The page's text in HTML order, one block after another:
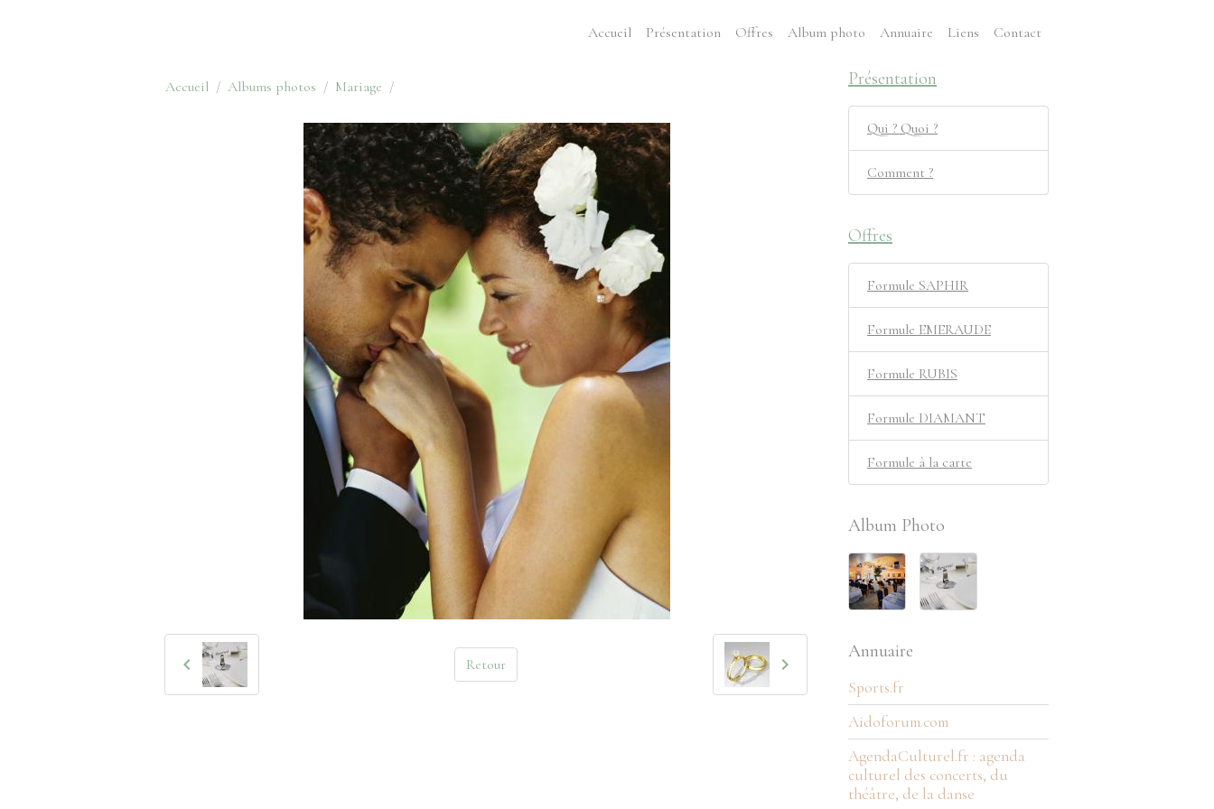
Accueil Présentation Offres Album photo Annuaire Liens Contact
Accueil Albums photos Mariage
Retour
Présentation
Qui ? Quoi ?
Comment ?
Offres
Formule SAPHIR
Formule EMERAUDE
Formule RUBIS
Formule DIAMANT
Formule à la carte
Album Photo
Annuaire
Sports.fr
Aidoforum.com
AgendaCulturel.fr : agenda
culturel des concerts, du
théâtre, de la danse